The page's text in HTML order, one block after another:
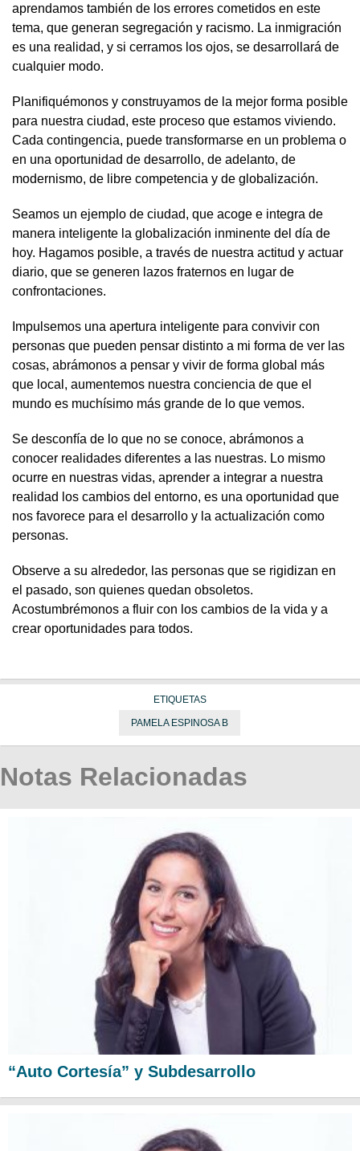
aprendamos también de los errores cometidos en este
tema, que generan segregación y racismo. La inmigración
es una realidad, y si cerramos los ojos, se desarrollará de
cualquier modo.
Planifiquémonos y construyamos de la mejor forma posible
para nuestra ciudad, este proceso que estamos viviendo.
Cada contingencia, puede transformarse en un problema o
en una oportunidad de desarrollo, de adelanto, de
modernismo, de libre competencia y de globalización.
Seamos un ejemplo de ciudad, que acoge e integra de
manera inteligente la globalización inminente del día de
hoy. Hagamos posible, a través de nuestra actitud y actuar
diario, que se generen lazos fraternos en lugar de
confrontaciones.
Impulsemos una apertura inteligente para convivir con
personas que pueden pensar distinto a mi forma de ver las
cosas, abrámonos a pensar y vivir de forma global más
que local, aumentemos nuestra conciencia de que el
mundo es muchísimo más grande de lo que vemos.
Se desconfía de lo que no se conoce, abrámonos a
conocer realidades diferentes a las nuestras. Lo mismo
ocurre en nuestras vidas, aprender a integrar a nuestra
realidad los cambios del entorno, es una oportunidad que
nos favorece para el desarrollo y la actualización como
personas.
Observe a su alrededor, las personas que se rigidizan en
el pasado, son quienes quedan obsoletos.
Acostumbrémonos a fluir con los cambios de la vida y a
crear oportunidades para todos.
ETIQUETAS
PAMELA ESPINOSA B
Notas Relacionadas
“Auto Cortesía” y Subdesarrollo